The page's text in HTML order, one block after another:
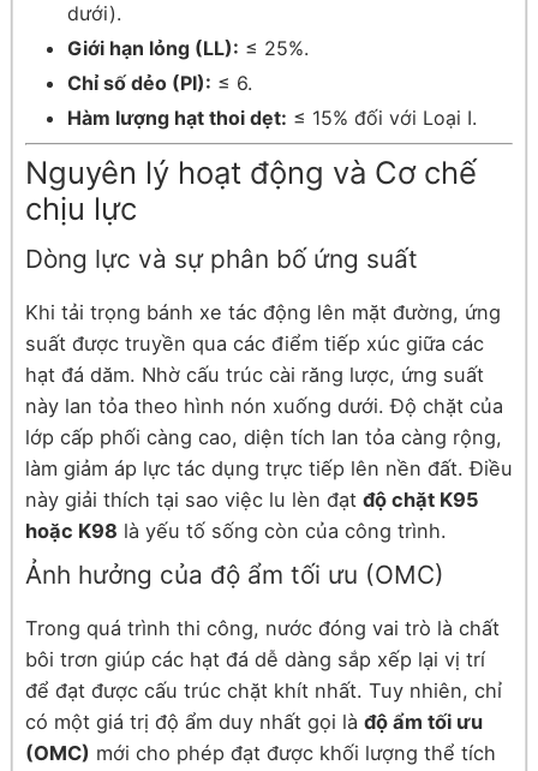
dưới).
Giới hạn lỏng (LL): ≤ 25%.
Chỉ số dẻo (PI): ≤ 6.
Hàm lượng hạt thoi dẹt: ≤ 15% đối với Loại I.
Nguyên lý hoạt động và Cơ chế
chịu lực
Dòng lực và sự phân bố ứng suất
Khi tải trọng bánh xe tác động lên mặt đường, ứng
suất được truyền qua các điểm tiếp xúc giữa các
hạt đá dăm. Nhờ cấu trúc cài răng lược, ứng suất
này lan tỏa theo hình nón xuống dưới. Độ chặt của
lớp cấp phối càng cao, diện tích lan tỏa càng rộng,
làm giảm áp lực tác dụng trực tiếp lên nền đất. Điều
này giải thích tại sao việc lu lèn đạt độ chặt K95
hoặc K98 là yếu tố sống còn của công trình.
Ảnh hưởng của độ ẩm tối ưu (OMC)
Trong quá trình thi công, nước đóng vai trò là chất
bôi trơn giúp các hạt đá dễ dàng sắp xếp lại vị trí
để đạt được cấu trúc chặt khít nhất. Tuy nhiên, chỉ
có một giá trị độ ẩm duy nhất gọi là độ ẩm tối ưu
(OMC) mới cho phép đạt được khối lượng thể tích